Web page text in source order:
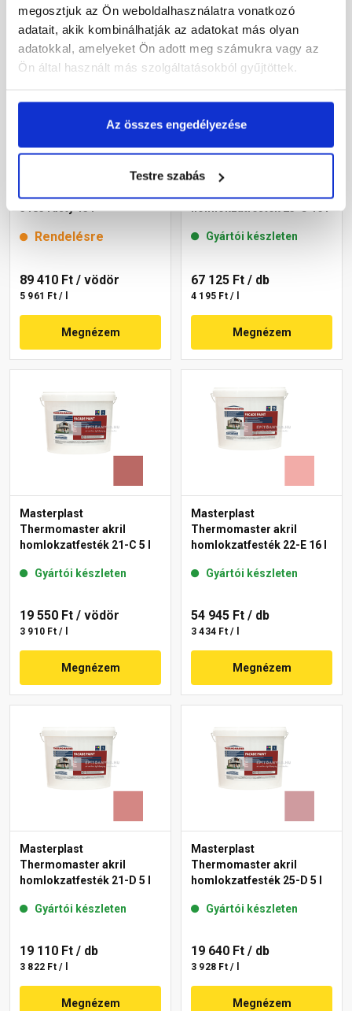
megosztjuk az Ön weboldalhasználatra vonatkozó
adatait, akik kombinálhatják az adatokat más olyan
adatokkal, amelyeket Ön adott meg számukra vagy az
Ön által használt más szolgáltatásokból gyűjtöttek.
Az összes engedélyezése
Testre szabás
Cemix 2800 SiliconTOP
5185 rusty 15 l
Rendelésre
89 410 Ft / vödör
5 961 Ft / l
Megnézem
Masterplast
homlokzatfesték 25-C 16 l
Gyártói készleten
67 125 Ft / db
4 195 Ft / l
Megnézem
Masterplast
Thermomaster akril
homlokzatfesték 21-C 5 l
Gyártói készleten
19 550 Ft / vödör
3 910 Ft / l
Megnézem
Masterplast
Thermomaster akril
homlokzatfesték 22-E 16 l
Gyártói készleten
54 945 Ft / db
3 434 Ft / l
Megnézem
Masterplast
Thermomaster akril
homlokzatfesték 21-D 5 l
Gyártói készleten
19 110 Ft / db
3 822 Ft / l
Megnézem
Masterplast
Thermomaster akril
homlokzatfesték 25-D 5 l
Gyártói készleten
19 640 Ft / db
3 928 Ft / l
Megnézem